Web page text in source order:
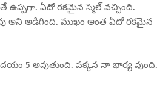
ఉప్పగా. ఏదో రకమైన స్మెల్ వచ్చింది.
అని అడిగింది. ముఖం అంత ఏదో రకమైన
5 అవుతుంది. పక్కన నా భార్య వుంది.